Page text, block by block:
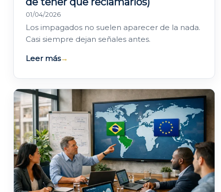
01/04/2026
Los impagados no suelen aparecer de la nada.
Casi siempre dejan señales antes.
Leer más→